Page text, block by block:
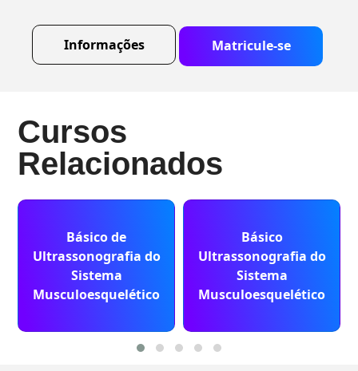
Informações Matricule-se
Cursos
Relacionados
Básico de
Ultrassonografia do
Sistema
Musculoesquelético
Básico
Ultrassonografia do
Sistema
Musculoesquelético